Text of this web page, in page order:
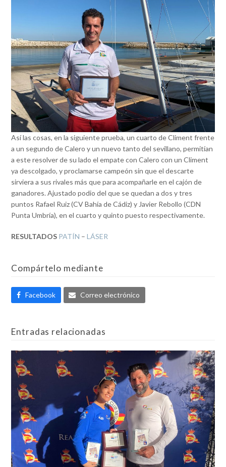
Así las cosas, en la siguiente prueba, un cuarto de Climent frente
a un segundo de Calero y un nuevo tanto del sevillano, permitían
a este resolver de su lado el empate con Calero con un Climent
ya descolgado, y proclamarse campeón sin que el descarte
sirviera a sus rivales más que para acompañarle en el cajón de
ganadores. Ajustado podio del que se quedan a dos y tres
puntos Rafael Ruiz (CV Bahía de Cádiz) y Javier Rebollo (CDN
Punta Umbría), en el cuarto y quinto puesto respectivamente.
RESULTADOS PATÍN –LÁSER
Compártelo mediante
Facebook Correo electrónico
Entradas relacionadas